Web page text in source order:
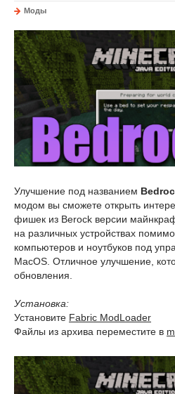
Моды
Улучшение под названием
модом вы сможете открыть
фишек из Berock версии
на различных устройствах
компьютеров и ноутбуков под
MacOS. Отличное улучшение,
обновления.
Установка:
Установите Fabric ModLoader
Файлы из архива переместите в